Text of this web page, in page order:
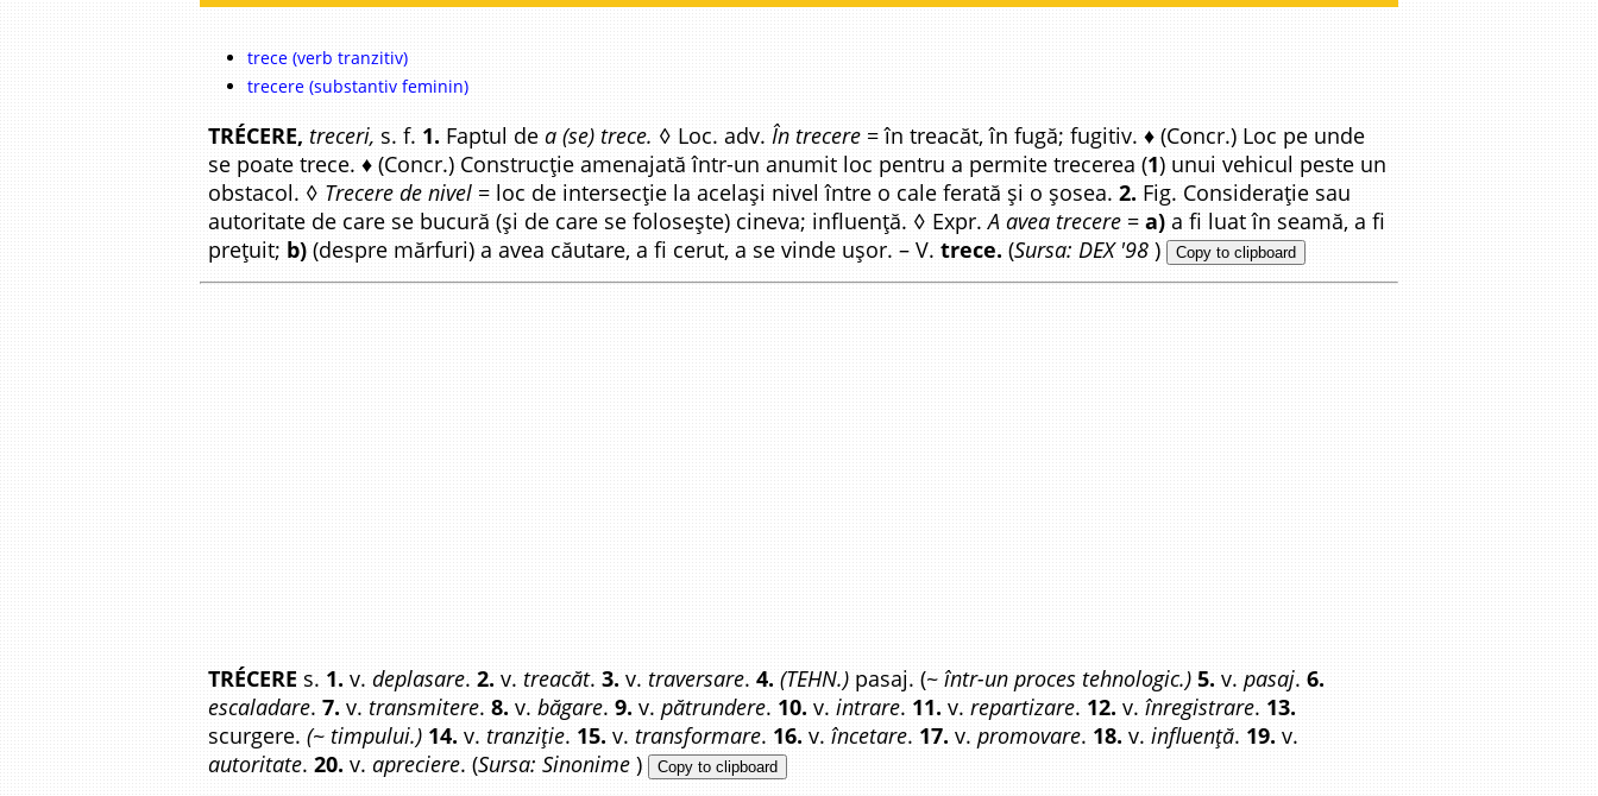
trece (verb tranzitiv)
trecere (substantiv feminin)
TRÉCERE, treceri, s. f. 1. Faptul de a (se) trece. ◊ Loc. adv. În trecere = în treacăt, în fugă; fugitiv. ♦ (Concr.) Loc pe unde
se poate trece. ♦ (Concr.) Construcție amenajată într-un anumit loc pentru a permite trecerea (1) unui vehicul peste un
obstacol. ◊ Trecere de nivel = loc de intersecție la același nivel între o cale ferată și o șosea. 2. Fig. Considerație sau
autoritate de care se bucură (și de care se folosește) cineva; influență. ◊ Expr.A avea trecere = a) a fi luat în seamă, a fi
prețuit; b) (despre mărfuri) a avea căutare, a fi cerut, a se vinde ușor. – V. trece. (Sursa: DEX '98 ) Copy to clipboard
TRÉCERE s. 1. v. deplasare. 2. v. treacăt. 3. v. traversare. 4. (TEHN.) pasaj. (~ într-un proces tehnologic.) 5. v. pasaj. 6.
escaladare. 7. v. transmitere. 8. v. băgare. 9. v. pătrundere. 10. v. intrare. 11. v. repartizare. 12. v. înregistrare. 13.
scurgere. (~ timpului.) 14. v. tranziție. 15. v. transformare. 16. v. încetare. 17. v. promovare. 18. v. influență. 19. v.
autoritate. 20. v. apreciere. (Sursa: Sinonime ) Copy to clipboard